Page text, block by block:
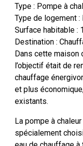
Type : Pompe à
Type de logement
Surface habitable :
Destination :
Dans cette maison
l’objectif était de
chauffage
et plus
existants.
La pompe à
spécialement